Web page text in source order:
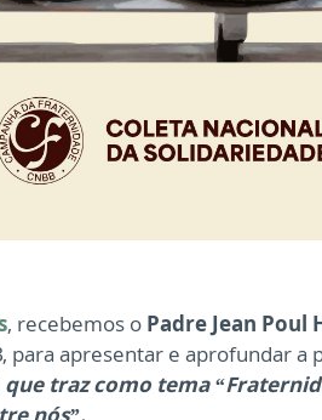
, recebemos o Padre Jean Poul
para apresentar e aprofundar a
traz como tema